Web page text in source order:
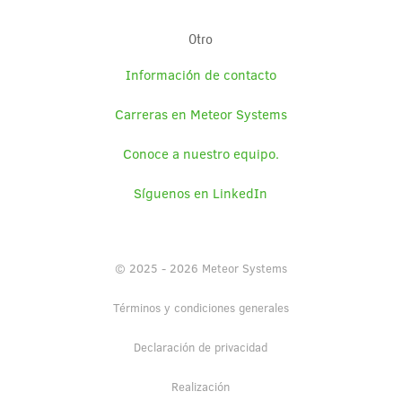
Otro
Información de contacto
Carreras en Meteor Systems
Conoce a nuestro equipo.
Síguenos en LinkedIn
© 2025 - 2026 Meteor Systems
Términos y condiciones generales
Declaración de privacidad
Realización